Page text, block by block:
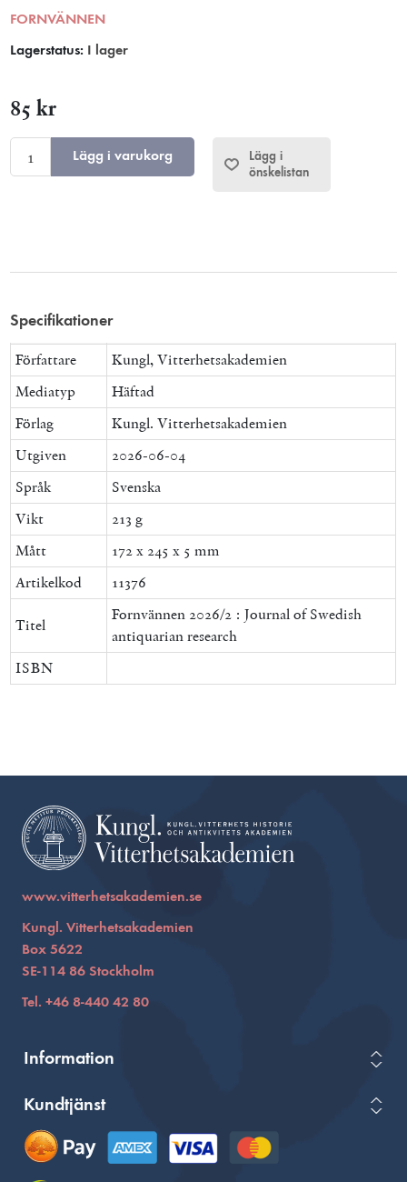
FORNVÄNNEN
Lagerstatus: I lager
85 kr
Lägg i varukorg
Lägg i
önskelistan
Specifikationer
Författare
Kungl, Vitterhetsakademien
Mediatyp
Häftad
Förlag
Kungl. Vitterhetsakademien
Utgiven
2026-06-04
Språk
Svenska
Vikt
213 g
Mått
172 x 245 x 5 mm
Artikelkod
11376
Titel
Fornvännen 2026/2 : Journal of Swedish
antiquarian research
ISBN
www.vitterhetsakademien.se
Kungl. Vitterhetsakademien
Box 5622
SE-114 86 Stockholm
Tel. +46 8-440 42 80
Information
Kundtjänst